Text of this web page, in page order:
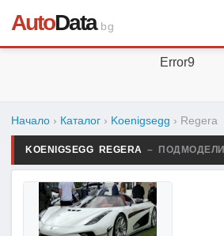
AutoData.bg
Error9
Начало › Каталог › Koenigsegg › Regera
KOENIGSEGG REGERA – ПОДМОДЕЛИ